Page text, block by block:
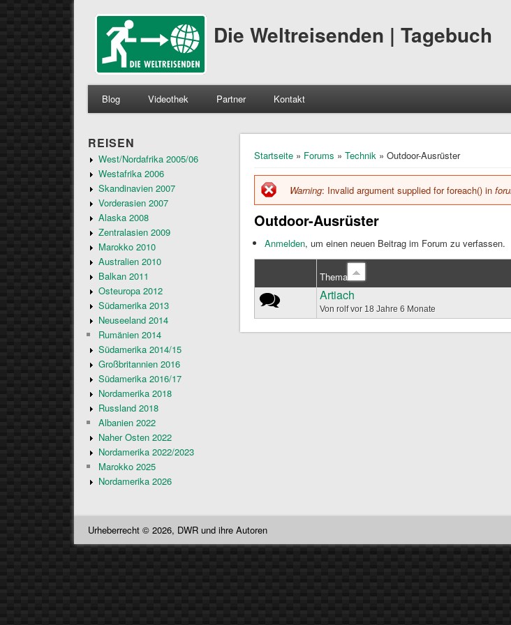
Die Weltreisenden | Tagebuch
Blog Videothek Partner Kontakt
Sie sind hier
Startseite » Forums »Technik » Outdoor-Ausrüster
Fehlermeldung
Warning: Invalid argument supplied for foreach() in
Outdoor-Ausrüster
Anmelden, um einen neuen Beitrag im Forum zu verfassen.
Thema
Normales ThemaArtiach
Vonrolfvor 18 Jahre 6 Monate
REISEN
West/Nordafrika 2005/06
Westafrika 2006
Skandinavien 2007
Vorderasien 2007
Alaska 2008
Zentralasien 2009
Marokko 2010
Australien 2010
Balkan 2011
Osteuropa 2012
Südamerika 2013
Neuseeland 2014
Rumänien 2014
Südamerika 2014/15
Großbritannien 2016
Südamerika 2016/17
Nordamerika 2018
Russland 2018
Albanien 2022
Naher Osten 2022
Nordamerika 2022/2023
Marokko 2025
Nordamerika 2026
Urheberrecht © 2026, DWR und ihre Autoren